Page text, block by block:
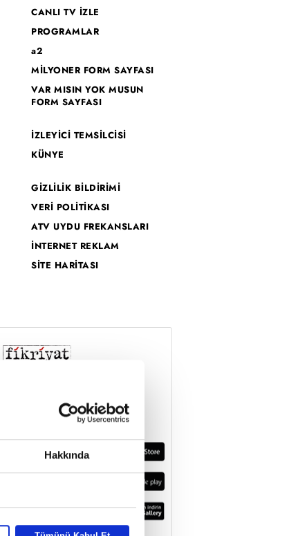
Hakkında
CANLI TV İZLE
PROGRAMLAR
a2
MİLYONER FORM SAYFASI
VAR MISIN YOK MUSUN
FORM SAYFASI
İZLEYİCİ TEMSİLCİSİ
KÜNYE
GİZLİLİK BİLDİRİMİ
VERİ POLİTİKASI
ATV UYDU FREKANSLARI
İNTERNET REKLAM
SİTE HARİTASI